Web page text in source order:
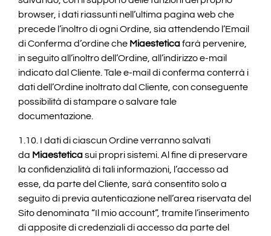
browser, i dati riassunti nell’ultima pagina web che
precede l’inoltro di ogni Ordine, sia attendendo l’Email
di Conferma d’ordine che Miaesteticafarà pervenire,
in seguito all’inoltro dell’Ordine, all’indirizzo e-mail
indicato dal Cliente. Tale e-mail di conferma conterrà i
dati dell’Ordine inoltrato dal Cliente, con conseguente
possibilità di stampare o salvare tale
documentazione.
1.10. I dati di ciascun Ordine verranno salvati
da Miaesteticasui propri sistemi. Al fine di preservare
la confidenzialità di tali informazioni, l’accesso ad
esse, da parte del Cliente, sarà consentito solo a
seguito di previa autenticazione nell’area riservata del
Sito denominata “Il mio account”, tramite l’inserimento
di apposite di credenziali di accesso da parte del